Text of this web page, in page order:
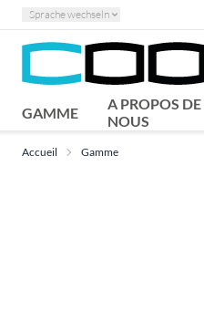
Sprache wechseln
GAMME
A PROPOS DE
NOUS
Accueil Gamme